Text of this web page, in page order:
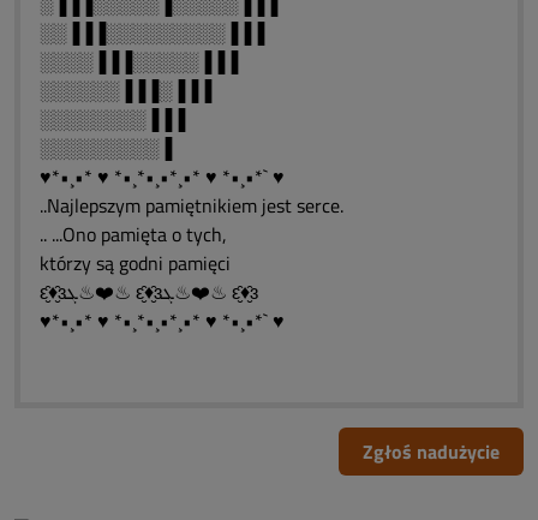
░░▐▐▐░░░░░░░░░▐▐▐
░░░░▐▐▐░░░░░▐▐▐
░░░░░░▐▐▐░▐▐▐
░░░░░░░░▐▐▐
░░░░░░░░░▐
♥*•¸•* ♥ *•¸*•¸•*¸•* ♥ *•¸•*` ♥
..Najlepszym pamiętnikiem jest serce.
.. ...Ono pamięta o tych,
którzy są godni pamięci
ԑ̮̑♦̮̑ɜܓ♨❤️♨ ԑ̮̑♦̮̑ɜܓ♨❤️♨ ԑ̮̑♦̮̑ɜ
♥*•¸•* ♥ *•¸*•¸•*¸•* ♥ *•¸•*` ♥
Zgłoś nadużycie